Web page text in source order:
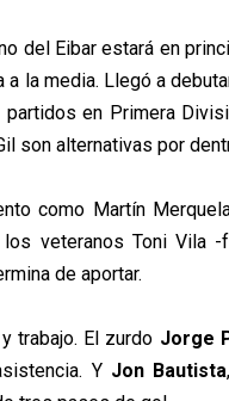
del Eibar estará en
a la media. Llegó a
partidos en Primera
son alternativas por
como Martín
veteranos Toni Vila
de aportar.
trabajo. El zurdo Jorge
Y Jon Bautista